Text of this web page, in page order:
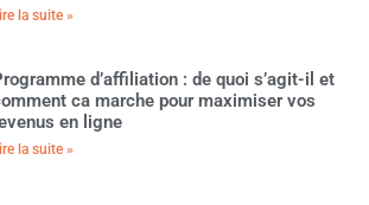
la suite »
d’affiliation : de quoi s’agit-il et
ca marche pour maximiser vos
en ligne
la suite »